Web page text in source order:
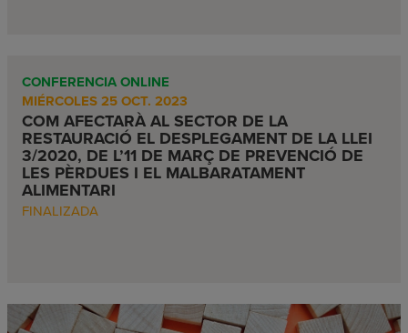
CONFERENCIA ONLINE
MIÉRCOLES 25 OCT. 2023
COM AFECTARÀ AL SECTOR DE LA
RESTAURACIÓ EL DESPLEGAMENT DE LA LLEI
3/2020, DE L’11 DE MARÇ DE PREVENCIÓ DE
LES PÈRDUES I EL MALBARATAMENT
ALIMENTARI
FINALIZADA